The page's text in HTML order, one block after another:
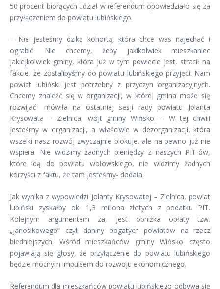
50 procent biorących udział w referendum opowiedziało się za
przyłączeniem do powiatu lubińskiego.
– Nie jesteśmy dziką kohortą, która chce was najechać i
ograbić. Nie chcemy, żeby jakikolwiek mieszkaniec
jakiejkolwiek gminy, która już w tym powiecie jest, stracił na
fakcie, że zostalibyśmy do powiatu lubińskiego przyjęci. Nam
powiat lubiński jest potrzebny z przyczyn organizacyjnych.
Chcemy znaleźć się w organizacji, w której gmina może się
rozwijać- mówiła na ostatniej sesji rady powiatu Jolanta
Krysowata – Zielnica, wójt gminy Wińsko. – W tej chwili
jesteśmy w organizacji, a właściwie w dezorganizacji, która
wszelki nasz rozwój zwyczajnie blokuje, ale na pewno już nie
wspiera. Nie widzimy żadnych pieniędzy z naszych PIT-ów,
które idą do powiatu wołowskiego, nie widzimy żadnych
korzyści z faktu, że tam jesteśmy- dodała.
Jak wynika z wypowiedzi Jolanty Krysowatej – Zielnica, powiat
lubiński zyskałby ok. 1,3 miliona złotych z podatku PIT.
Kolejnym argumentem za, jest obniżka opłaty tzw.
„janosikowego” czyli daniny bogatych powiatów na rzecz
biedniejszych. Wśród mieszkańców gminy Wińsko często
pojawiają się głosy, że przyłączenie do powiatu lubińskiego
będzie mocnym impulsem do rozwoju ekonomicznego.
Referendum dla mieszkańców powiatu lubińskiego odbywa się